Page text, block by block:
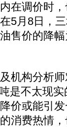
调价时，
5月8日，
售价的降
构分析师
是不太现
价或能引
消费热情